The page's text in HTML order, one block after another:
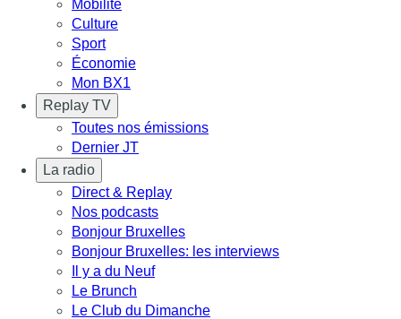
Mobilité
Culture
Sport
Économie
Mon BX1
Replay TV
Toutes nos émissions
Dernier JT
La radio
Direct & Replay
Nos podcasts
Bonjour Bruxelles
Bonjour Bruxelles: les interviews
Il y a du Neuf
Le Brunch
Le Club du Dimanche